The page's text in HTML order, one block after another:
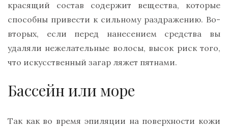
красящий состав содержит вещества, которые
способны привести к сильному раздражению. Во-
вторых, если перед нанесением средства вы
удаляли нежелательные волосы, высок риск того,
что искусственный загар ляжет пятнами.
Бассейн или море
Так как во время эпиляции на поверхности кожи